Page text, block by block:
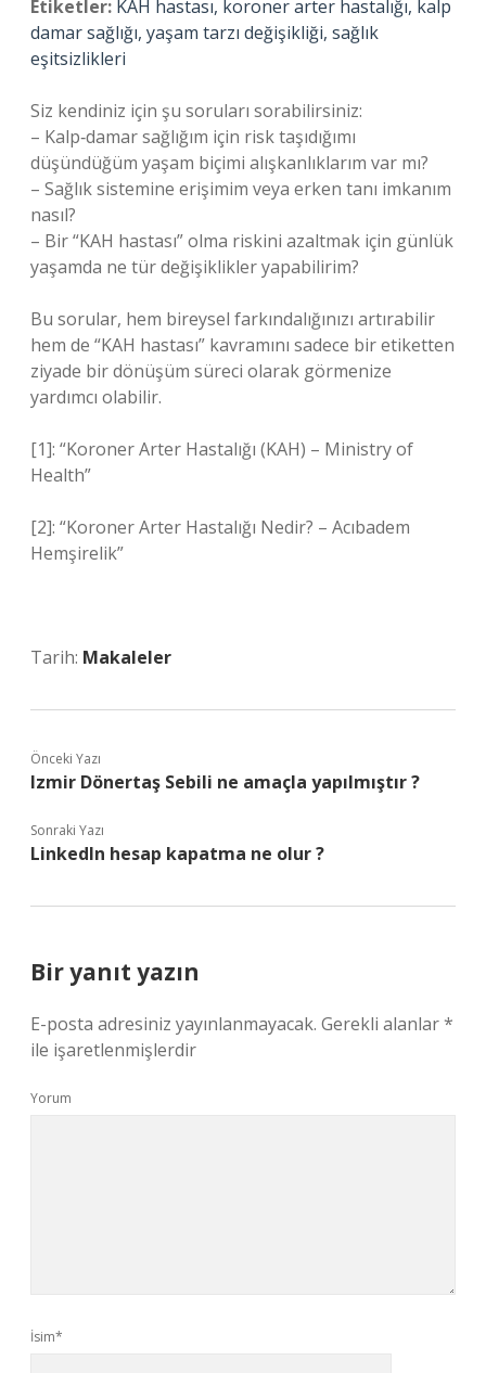
Etiketler: KAH hastası, koroner arter hastalığı, kalp
damar sağlığı, yaşam tarzı değişikliği, sağlık
eşitsizlikleri
Siz kendiniz için şu soruları sorabilirsiniz:
– Kalp‑damar sağlığım için risk taşıdığımı
düşündüğüm yaşam biçimi alışkanlıklarım var mı?
– Sağlık sistemine erişimim veya erken tanı imkanım
nasıl?
– Bir “KAH hastası” olma riskini azaltmak için günlük
yaşamda ne tür değişiklikler yapabilirim?
Bu sorular, hem bireysel farkındalığınızı artırabilir
hem de “KAH hastası” kavramını sadece bir etiketten
ziyade bir dönüşüm süreci olarak görmenize
yardımcı olabilir.
[1]: “Koroner Arter Hastalığı (KAH) – Ministry of
Health”
[2]: “Koroner Arter Hastalığı Nedir? – Acıbadem
Hemşirelik”
Tarih: Makaleler
Önceki Yazı
Izmir Dönertaş Sebili ne amaçla yapılmıştır ?
Sonraki Yazı
LinkedIn hesap kapatma ne olur ?
Bir yanıt yazın
E-posta adresiniz yayınlanmayacak. Gerekli alanlar*
ile işaretlenmişlerdir
Yorum
İsim*